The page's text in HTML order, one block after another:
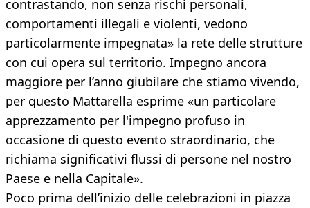
contrastando, non senza rischi personali,
comportamenti illegali e violenti, vedono
particolarmente impegnata» la rete delle strutture
con cui opera sul territorio. Impegno ancora
maggiore per l’anno giubilare che stiamo vivendo,
per questo Mattarella esprime «un particolare
apprezzamento per l'impegno profuso in
occasione di questo evento straordinario, che
richiama significativi flussi di persone nel nostro
Paese e nella Capitale».
Poco prima dell’inizio delle celebrazioni in piazza